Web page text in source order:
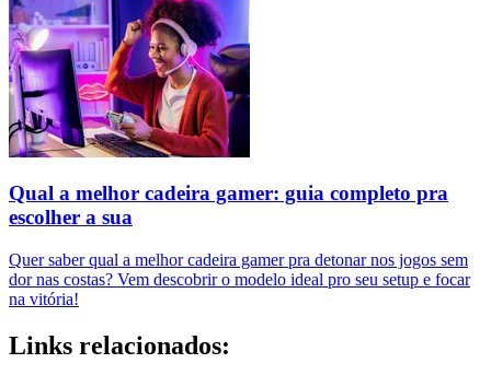
Qual a melhor cadeira gamer: guia completo pra
escolher a sua
Quer saber qual a melhor cadeira gamer pra detonar nos jogos sem
dor nas costas? Vem descobrir o modelo ideal pro seu setup e focar
na vitória!
Links relacionados: